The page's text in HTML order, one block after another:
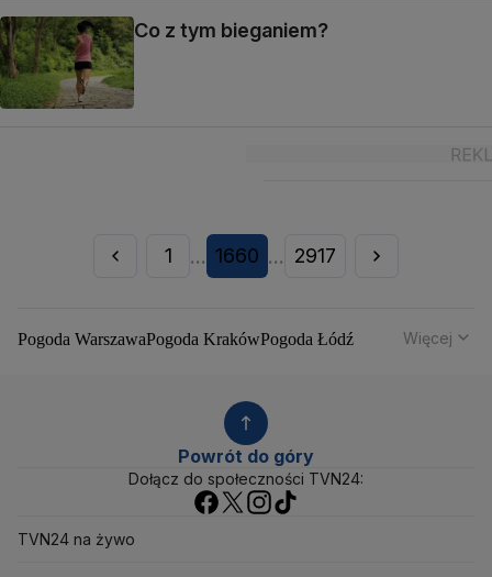
Co z tym bieganiem?
1 ... 1660 ... 2917
Pogoda WarszawaPogoda KrakówPogoda Łódź
Pogoda Katowice Pogoda Kielce
Pogoda Rzeszów
Pogoda Gorzów Wielkopolski
Pogoda Zakopane
Pogoda Chałupy
Więcej
Powrót do góry
Dołącz do społeczności TVN24:
TVN24 na żywo